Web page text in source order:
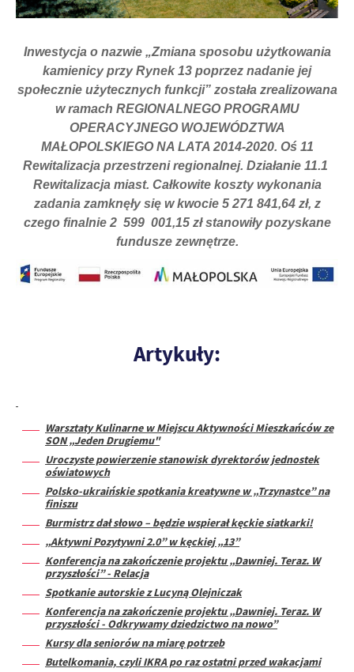
Inwestycja o nazwie „Zmiana sposobu użytkowania
kamienicy przy Rynek 13 poprzez nadanie jej
społecznie użytecznych funkcji” została zrealizowana
w ramach REGIONALNEGO PROGRAMU
OPERACYJNEGO WOJEWÓDZTWA
MAŁOPOLSKIEGO NA LATA 2014-2020. Oś 11
Rewitalizacja przestrzeni regionalnej. Działanie 11.1
Rewitalizacja miast. Całkowite koszty wykonania
zadania zamknęły się w kwocie 5 271 841,64 zł, z
czego finalnie 2 599 001,15 zł stanowiły pozyskane
fundusze zewnętrze.
Artykuły:
Warsztaty Kulinarne w Miejscu Aktywności Mieszkańców ze
SON „Jeden Drugiemu"
Uroczyste powierzenie stanowisk dyrektorów jednostek
oświatowych
Polsko-ukraińskie spotkania kreatywne w „Trzynastce” na
finiszu
Burmistrz dał słowo – będzie wspierał kęckie siatkarki!
„Aktywni Pozytywni 2.0” w kęckiej „13”
Konferencja na zakończenie projektu „Dawniej. Teraz. W
przyszłości” - Relacja
Spotkanie autorskie z Lucyną Olejniczak
Konferencja na zakończenie projektu „Dawniej. Teraz. W
przyszłości - Odkrywamy dziedzictwo na nowo”
Kursy dla seniorów na miarę potrzeb
Butelkomania, czyli IKRA po raz ostatni przed wakacjami